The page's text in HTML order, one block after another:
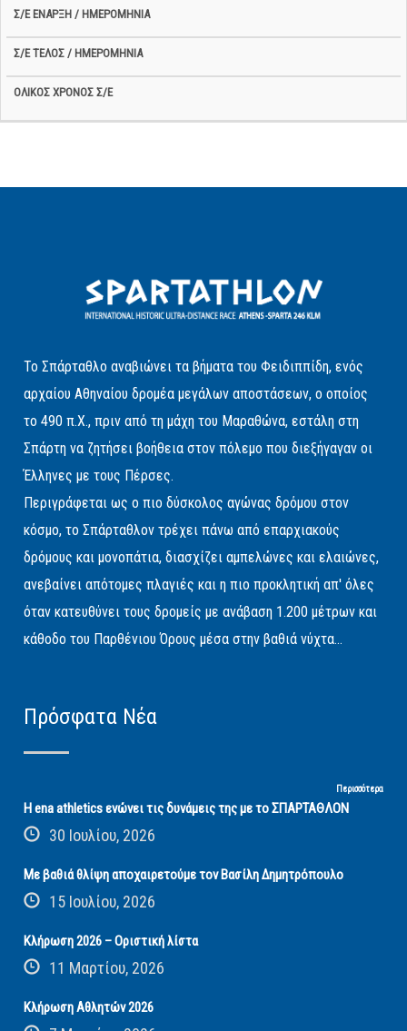
Το Σπάρταθλο αναβιώνει τα βήματα του Φειδιππίδη, ενός
αρχαίου Αθηναίου δρομέα μεγάλων αποστάσεων, ο οποίος
το 490 π.Χ., πριν από τη μάχη του Μαραθώνα, εστάλη στη
Σπάρτη να ζητήσει βοήθεια στον πόλεμο που διεξήγαγαν οι
Έλληνες με τους Πέρσες.
Περιγράφεται ως ο πιο δύσκολος αγώνας δρόμου στον
κόσμο, το Σπάρταθλον τρέχει πάνω από επαρχιακούς
δρόμους και μονοπάτια, διασχίζει αμπελώνες και ελαιώνες,
ανεβαίνει απότομες πλαγιές και η πιο προκλητική απ' όλες
όταν κατευθύνει τους δρομείς με ανάβαση 1.200 μέτρων και
κάθοδο του Παρθένιου Όρους μέσα στην βαθιά νύχτα...
Πρόσφατα Νέα
Περισσότερα
Η ena athletics ενώνει τις δυνάμεις της με το ΣΠΑΡΤΑΘΛΟΝ
30 Ιουλίου, 2026
Με βαθιά θλίψη αποχαιρετούμε τον Βασίλη Δημητρόπουλο
15 Ιουλίου, 2026
Κλήρωση 2026 – Οριστική λίστα
11 Μαρτίου, 2026
Κλήρωση Αθλητών 2026